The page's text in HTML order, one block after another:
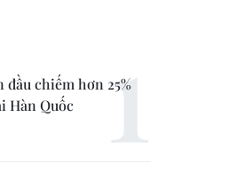
chiếm hơn 25%
Hàn Quốc